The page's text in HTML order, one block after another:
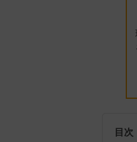
目次